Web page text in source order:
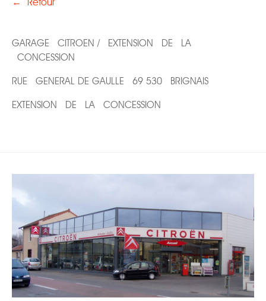
← Retour
GARAGE CITROEN / EXTENSION DE LA
CONCESSION
RUE GENERAL DE GAULLE 69 530 BRIGNAIS
EXTENSION DE LA CONCESSION